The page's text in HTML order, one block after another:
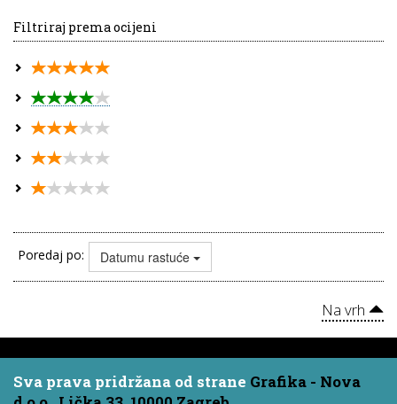
Filtriraj prema ocijeni
Poredaj po: Datumu rastuće
Na vrh
Sva prava pridržana od strane Grafika - Nova